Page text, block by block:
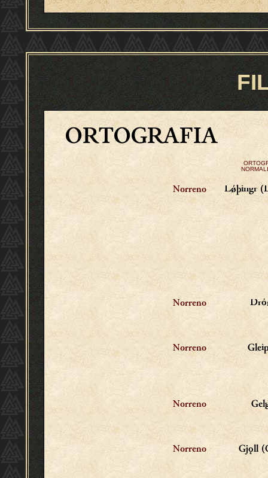
ORTOGRAFIA
Norreno Lǿþingr
Norreno
Norreno
Norreno
Norreno Gjǫll